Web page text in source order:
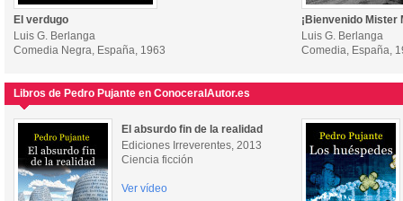
El verdugo
Luis G. Berlanga
Comedia Negra, España, 1963
¡Bienvenido Mister
Luis G. Berlanga
Comedia, España,
Libros de Pedro Pujante en ConoceralAutor.es
El absurdo fin de la realidad
Ediciones Irreverentes, 2013
Ciencia ficción
Ver vídeo